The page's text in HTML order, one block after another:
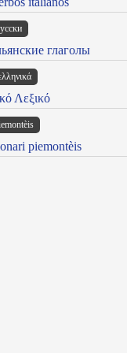
глаголы
Λεξικό
piemontèis